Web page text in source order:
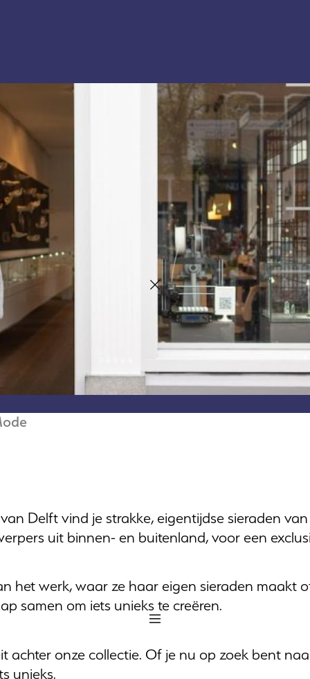
Delft vind je strakke, eigentijdse sieraden
uit binnen- en buitenland, voor een
het werk, waar ze haar eigen sieraden maakt
samen om iets unieks te creëren.
achter onze collectie. Of je nu op zoek bent
unieks.